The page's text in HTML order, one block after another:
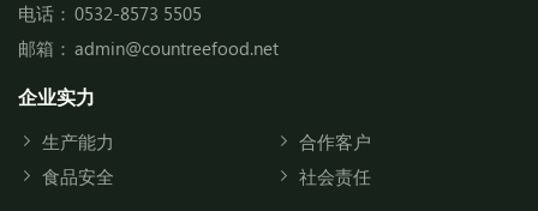
电话： 0532-8573 5505
邮箱： admin@countreefood.net
企业实力
生产能力
合作客户
食品安全
社会责任